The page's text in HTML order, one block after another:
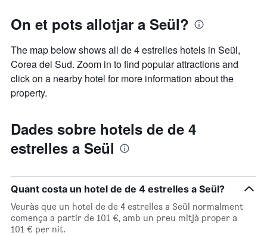
On et pots allotjar a Seül?
The map below shows all de 4 estrelles hotels in Seül,
Corea del Sud. Zoom in to find popular attractions and
click on a nearby hotel for more information about the
property.
Dades sobre hotels de de 4
estrelles a Seül
Quant costa un hotel de de 4 estrelles a Seül?
Veuràs que un hotel de de 4 estrelles a Seül normalment
comença a partir de 101 €, amb un preu mitjà proper a
101 € per nit.